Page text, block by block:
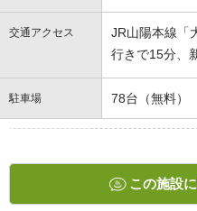
交通アクセス
JR山陽本線「
行きで15分、
駐車場 78台（無料）
この施設